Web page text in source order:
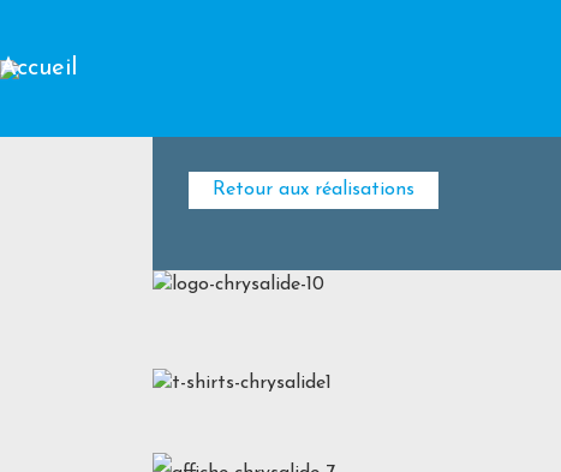
Accueil
Retour aux réalisations